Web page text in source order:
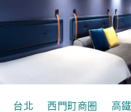
台北 西門町商圈 高